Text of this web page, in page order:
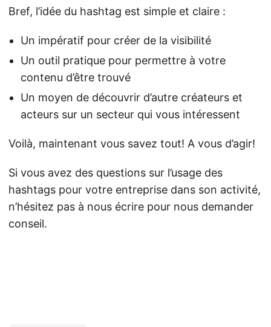
Bref, l’idée du hashtag est simple et claire :
Un impératif pour créer de la visibilité
Un outil pratique pour permettre à votre
contenu d’être trouvé
Un moyen de découvrir d’autre créateurs et
acteurs sur un secteur qui vous intéressent
Voilà, maintenant vous savez tout! A vous d’agir!
Si vous avez des questions sur l’usage des
hashtags pour votre entreprise dans son activité,
n’hésitez pas à nous écrire pour nous demander
conseil.